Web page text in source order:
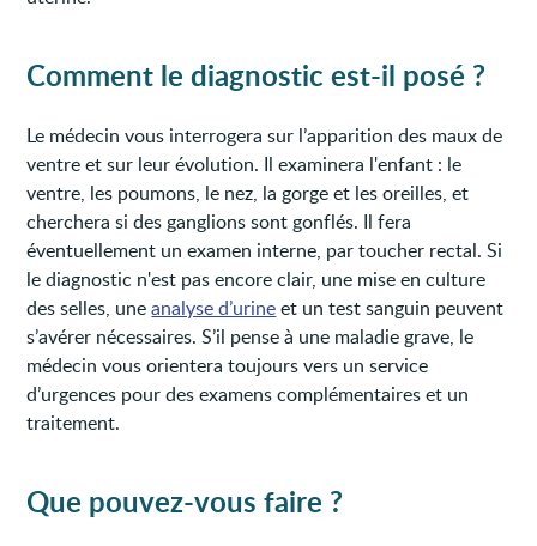
Comment le diagnostic est-il posé ?
Le médecin vous interrogera sur l’apparition des maux de
ventre et sur leur évolution. Il examinera l'enfant : le
ventre, les poumons, le nez, la gorge et les oreilles, et
cherchera si des ganglions sont gonflés. Il fera
éventuellement un examen interne, par toucher rectal. Si
le diagnostic n'est pas encore clair, une mise en culture
des selles, uneanalyse d’urineet un test sanguin peuvent
s’avérer nécessaires. S’il pense à une maladie grave, le
médecin vous orientera toujours vers un service
d’urgences pour des examens complémentaires et un
traitement.
Que pouvez-vous faire ?